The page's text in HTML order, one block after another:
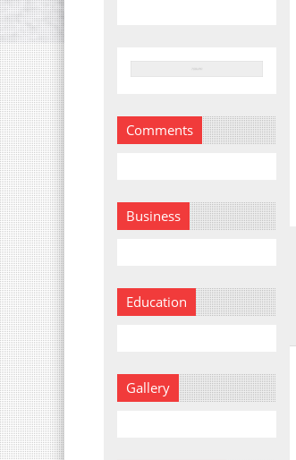
Comments
Business
Education
Gallery